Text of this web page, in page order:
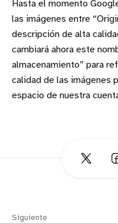
Hasta el momento
las imágenes entre
descripción de alta
cambiará ahora este
almacenamiento” para
calidad de las imágenes
espacio de nuestra
Siguiente